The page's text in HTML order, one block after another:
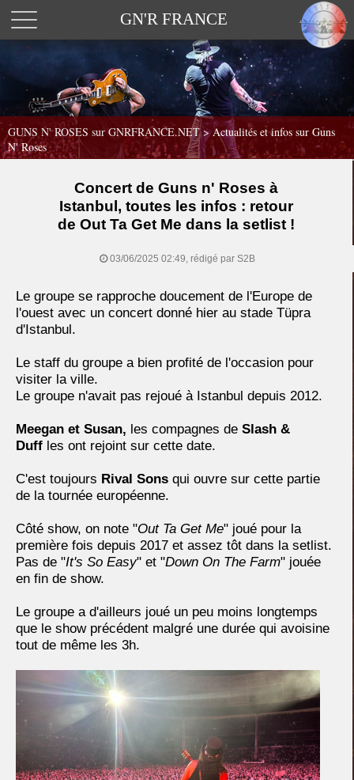
GN'R FRANCE
GUNS N' ROSES sur GNRFRANCE.NET>Actualités et infos sur Guns
N' Roses
Concert de Guns n' Roses à
Istanbul, toutes les infos : retour
de Out Ta Get Me dans la setlist !
03/06/2025 02:49, rédigé par S2B
Le groupe se rapproche doucement de l'Europe de
l'ouest avec un concert donné hier au stade Tüpra
d'Istanbul.
Le staff du groupe a bien profité de l'occasion pour
visiter la ville.
Le groupe n'avait pas rejoué à Istanbul depuis 2012.
Meegan et Susan, les compagnes de Slash &
Duff les ont rejoint sur cette date.
C'est toujours Rival Sons qui ouvre sur cette partie
de la tournée européenne.
Côté show, on note "Out Ta Get Me" joué pour la
première fois depuis 2017 et assez tôt dans la setlist.
Pas de "It's So Easy" et "Down On The Farm" jouée
en fin de show.
Le groupe a d'ailleurs joué un peu moins longtemps
que le show précédent malgré une durée qui avoisine
tout de même les 3h.